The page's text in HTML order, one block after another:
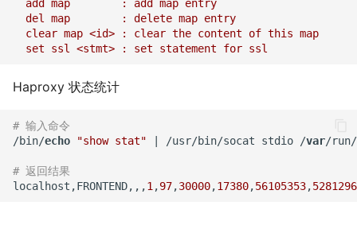
题？
如何解决 Docker容器中文乱
体的Docker镜像？
Docker build镜像 cache的
副作用
Linux系统fstab文件
hostnamectl 命令
parted 命令
CentOS 7 开机运行脚本
如何使用 Docker-Compose
部署 Django 项目？
如何使用 Docker-Compose
部署 FTP 服务？
如何使用 Docker-Compose
如何使用 Rancher 打造一个
上传图片文件？
如何获得 Python 的关键字？
Python 简单爬虫示例
同步与异步
TCP 状态统计脚本
experienced an error
XenServer 6.5 更新补丁
Windows Server 2008R2 配
重启
Nginx 反向代理与负载均衡
Nginx location指令
Nginx rewrite指令
Nginx gzip 压缩
have equal MySQL server
UUIDs
使用 Shell 批量更改 Mysql表
Mysql
Ubuntu 14.04 固态磁盘配置
Trim
Remmina 连接VNC远程桌面
如何退出 telnet 会话？
Ubuntu 14.04 安装字体
tcpdump 抓包工具
Windows 动态卷
HP_DL_160 内存条安装顺序
Postfix Open Relay
Intel XEON L/E/X/W 系列区
  add map        : add map entry
  del map        : delete map entry
  clear map <id> : clear the content of this map
Haproxy 状态统计
# 输入命令
/bin/echo "show stat" | /usr/bin/socat stdio /var/
# 返回结果
localhost,FRONTEND,,,1 ,97,30000,17380,56105353,